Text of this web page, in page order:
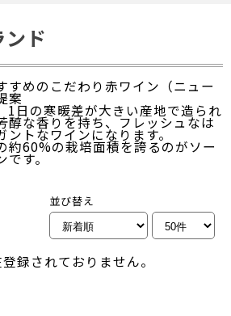
ド
すめのこだわり赤ワイン（ニュー
案
1日の寒暖差が大きい産地で造られ
醇な香りを持ち、フレッシュなは
トなワインになります。
約60%の栽培面積を誇るのがソー
す。
並び替え
録されておりません。